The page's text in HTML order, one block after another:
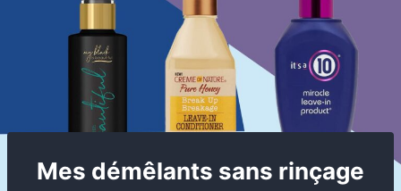
Mes démêlants sans rinçage